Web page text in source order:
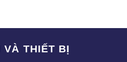
VÀ THIẾT BỊ